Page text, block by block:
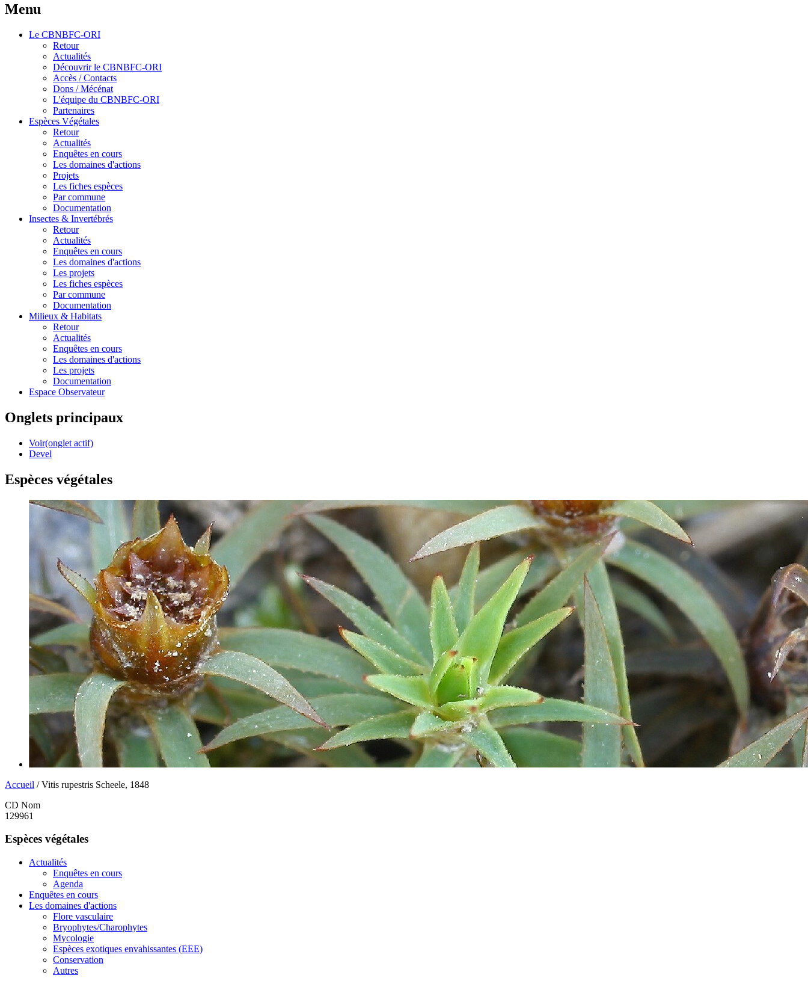
Menu
Le CBNBFC-ORI
Retour
Actualités
Découvrir le CBNBFC-ORI
Accès / Contacts
Dons / Mécénat
L'équipe du CBNBFC-ORI
Partenaires
Espèces Végétales
Retour
Actualités
Enquêtes en cours
Les domaines d'actions
Projets
Les fiches espèces
Par commune
Documentation
Insectes & Invertébrés
Retour
Actualités
Enquêtes en cours
Les domaines d'actions
Les projets
Les fiches espèces
Par commune
Documentation
Milieux & Habitats
Retour
Actualités
Enquêtes en cours
Les domaines d'actions
Les projets
Documentation
Espace Observateur
Onglets principaux
Voir(onglet actif)
Devel
Espèces végétales
Accueil / Vitis rupestris Scheele, 1848
CD Nom
129961
Espèces végétales
Actualités
Enquêtes en cours
Agenda
Enquêtes en cours
Les domaines d'actions
Flore vasculaire
Bryophytes/Charophytes
Mycologie
Espèces exotiques envahissantes (EEE)
Conservation
Autres